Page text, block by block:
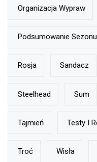
Organizacja Wypraw
Podsumowanie Sezonu
Rosja Sandacz
Steelhead Sum
Tajmień Testy I
Troć Wisła